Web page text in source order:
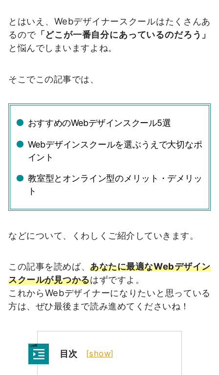
とはいえ、Webデザイナースクールはたくさんあ
るので「どこが一番自分にあっているのだろう」
と悩んでしまいますよね。
そこでこの記事では、
おすすめのWebデザインスクール5選
Webデザインスクールを選ぶうえで大切なポ
イント
教室型とオンライン型のメリット・デメリッ
ト
などについて、くわしくご紹介していきます。
この記事を読めば、あなたに最適なWebデザイン
スクールが見つかるはずですよ。
これからWebデザイナーになりたいと思っている
方は、ぜひ最後まで読み進めてくださいね！
目次 [show]